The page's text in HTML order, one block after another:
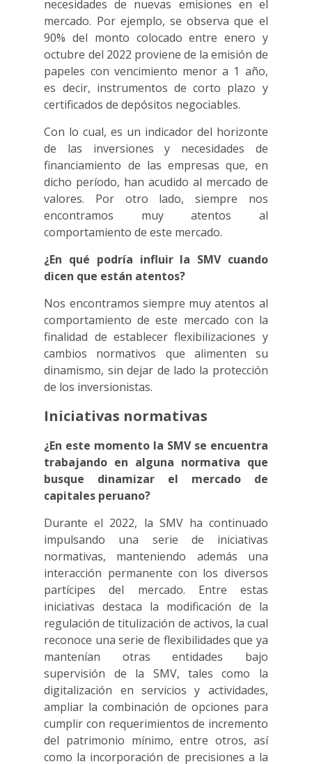
necesidades de nuevas emisiones en el
mercado. Por ejemplo, se observa que el
90% del monto colocado entre enero y
octubre del 2022 proviene de la emisión de
papeles con vencimiento menor a 1 año,
es decir, instrumentos de corto plazo y
certificados de depósitos negociables.
Con lo cual, es un indicador del horizonte
de las inversiones y necesidades de
financiamiento de las empresas que, en
dicho período, han acudido al mercado de
valores. Por otro lado, siempre nos
encontramos muy atentos al
comportamiento de este mercado.
¿En qué podría influir la SMV cuando
dicen que están atentos?
Nos encontramos siempre muy atentos al
comportamiento de este mercado con la
finalidad de establecer flexibilizaciones y
cambios normativos que alimenten su
dinamismo, sin dejar de lado la protección
de los inversionistas.
Iniciativas normativas
¿En este momento la SMV se encuentra
trabajando en alguna normativa que
busque dinamizar el mercado de
capitales peruano?
Durante el 2022, la SMV ha continuado
impulsando una serie de iniciativas
normativas, manteniendo además una
interacción permanente con los diversos
partícipes del mercado. Entre estas
iniciativas destaca la modificación de la
regulación de titulización de activos, la cual
reconoce una serie de flexibilidades que ya
mantenían otras entidades bajo
supervisión de la SMV, tales como la
digitalización en servicios y actividades,
ampliar la combinación de opciones para
cumplir con requerimientos de incremento
del patrimonio mínimo, entre otros, así
como la incorporación de precisiones a la